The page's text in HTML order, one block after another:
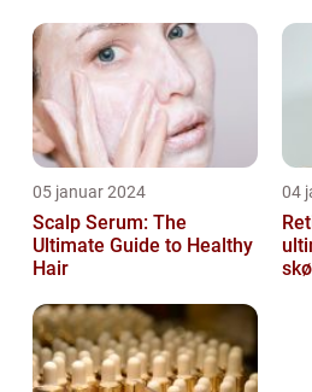
ansigt er en vigtig de...
05 januar 2024
Scalp Serum: The
Ultimate Guide to Healthy
Hair
04